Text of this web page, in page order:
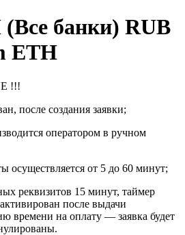
банки) RUB
ETH
!!!
после создания заявки;
оператором в ручном
осуществляется от 5 до 60 минут;
реквизитов 15 минут, таймер
после выдачи
времени на оплату — заявка будет